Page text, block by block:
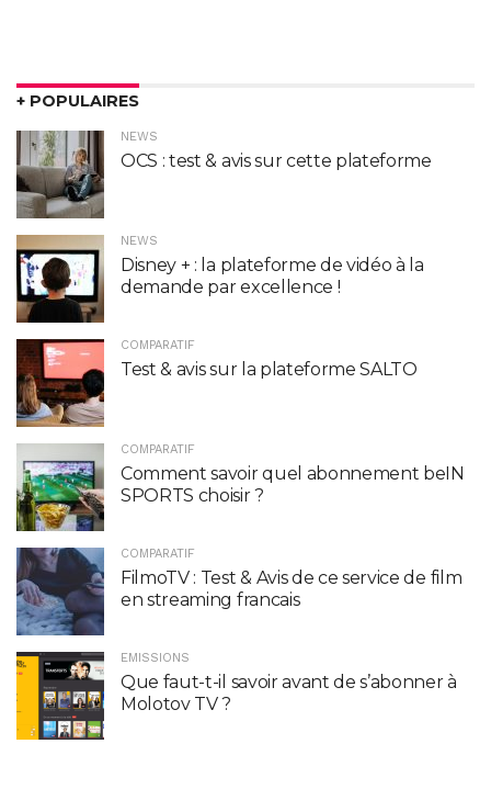
+ POPULAIRES
NEWS
OCS : test & avis sur cette plateforme
NEWS
Disney + : la plateforme de vidéo à la
demande par excellence !
COMPARATIF
Test & avis sur la plateforme SALTO
COMPARATIF
Comment savoir quel abonnement beIN
SPORTS choisir ?
COMPARATIF
FilmoTV : Test & Avis de ce service de film
en streaming francais
EMISSIONS
Que faut-t-il savoir avant de s’abonner à
Molotov TV ?